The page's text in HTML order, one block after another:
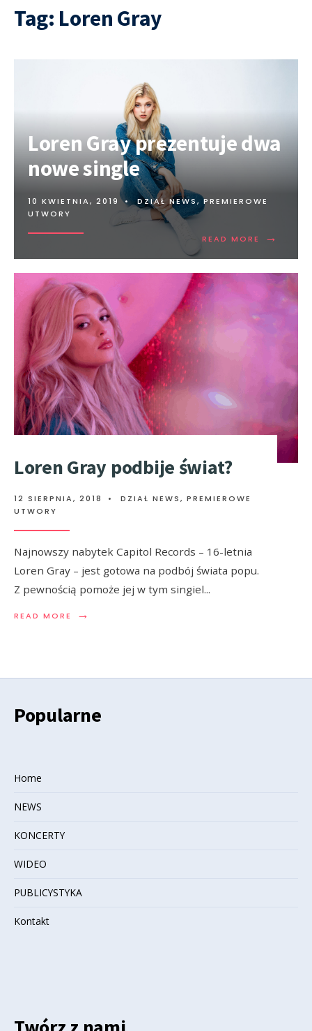
Tag: Loren Gray
Loren Gray prezentuje dwa
nowe single
10 KWIETNIA, 2019 • DZIAŁ NEWS,PREMIEROWE
UTWORY
READ MORE →
Loren Gray podbije świat?
12 SIERPNIA, 2018 • DZIAŁ NEWS, PREMIEROWE
UTWORY
Najnowszy nabytek Capitol Records – 16-letnia
Loren Gray – jest gotowa na podbój świata popu.
Z pewnością pomoże jej w tym singiel...
READ MORE →
Popularne
Home
NEWS
KONCERTY
WIDEO
PUBLICYSTYKA
Kontakt